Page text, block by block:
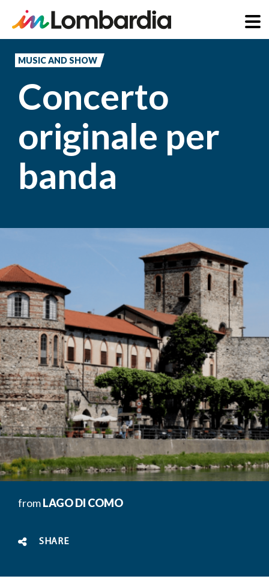
content
MUSIC AND SHOW
Concerto
originale per
banda
fromLAGO DI COMO
SHARE